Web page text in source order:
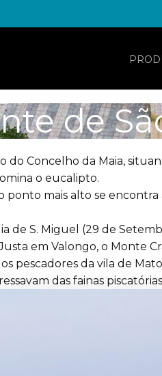
de
Concelho da Maia,
o eucalipto.
mais alto se
de S. Miguel (29 de
em Valongo, o Monte
pescadores da vila de
das fainas